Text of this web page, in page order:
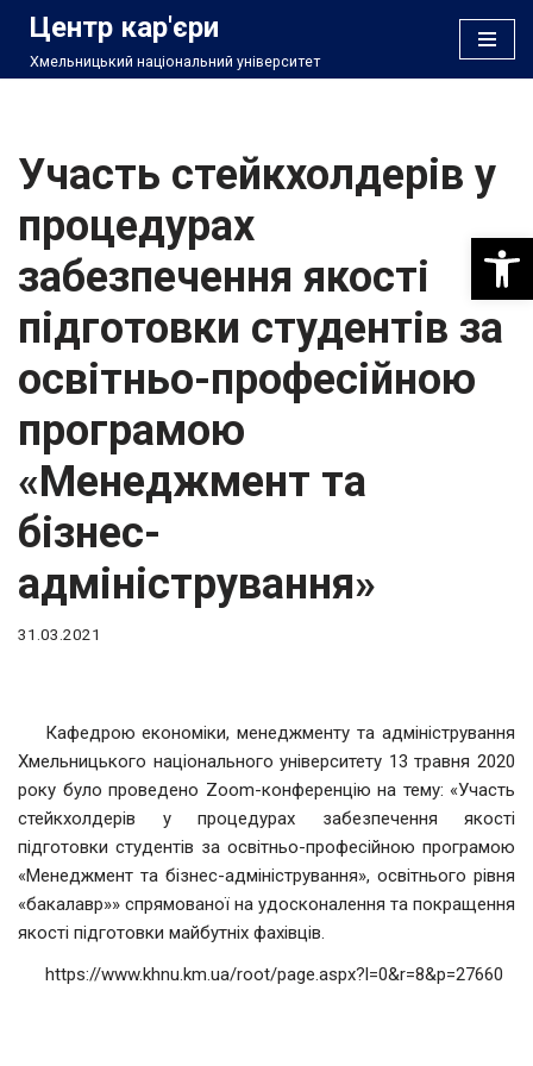
Перейти
Центр кар'єри
Хмельницький національний університет
Участь стейкхолдерів у
процедурах
забезпечення якості
підготовки студентів за
освітньо-професійною
програмою
«Менеджмент та
бізнес-
адміністрування»
31.03.2021
Кафедрою економіки, менеджменту та адміністрування
Хмельницького національного університету 13 травня 2020
року було проведено Zoom-конференцію на тему: «Участь
стейкхолдерів у процедурах забезпечення якості
підготовки студентів за освітньо-професійною програмою
«Менеджмент та бізнес-адміністрування», освітнього рівня
«бакалавр»» спрямованої на удосконалення та покращення
якості підготовки майбутніх фахівців.
https://www.khnu.km.ua/root/page.aspx?l=0&r=8&p=27660